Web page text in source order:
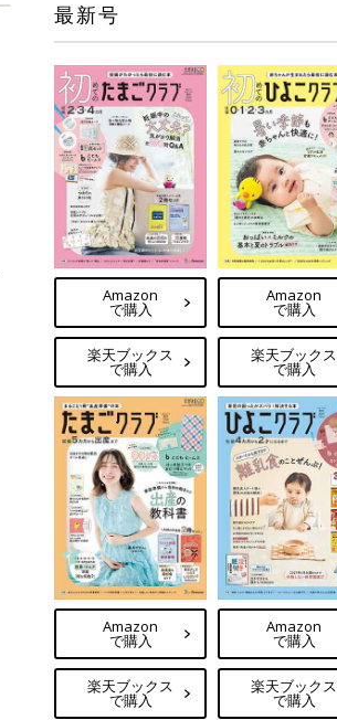
最新号
Amazon
で購入
楽天ブックス
で購入
Amazon
で購入
楽天ブックス
で購入
Amazon
で購入
楽天ブックス
で購入
Amazon
で購入
楽天ブックス
で購入